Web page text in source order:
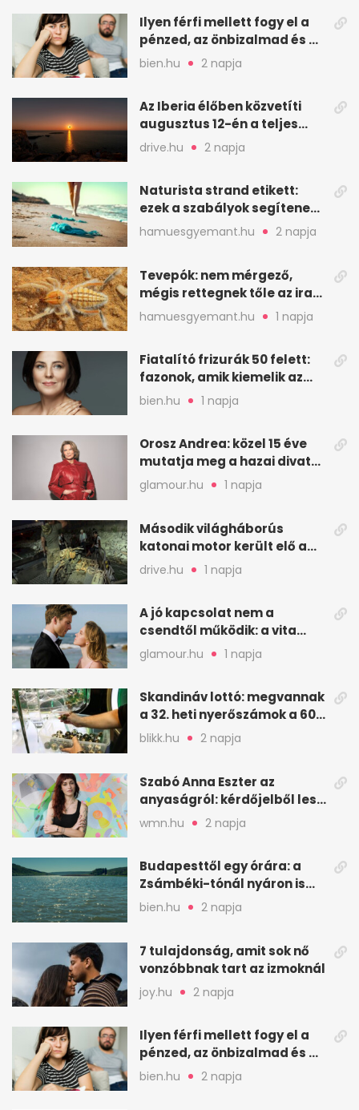
Ilyen férfi mellett fogy el a
pénzed, az önbizalmad és a
nyugalmad
bien.hu 2 napja
Az Iberia élőben közvetíti
augusztus 12-én a teljes
napfogyatkozást
drive.hu 2 napja
Naturista strand etikett:
ezek a szabályok segítenek
komfortosan lenni
hamuesgyemant.hu 2 napja
Tevepók: nem mérgező,
mégis rettegnek tőle az iraki
sivatagban
hamuesgyemant.hu 1 napja
Fiatalító frizurák 50 felett:
fazonok, amik kiemelik az
arcodat
bien.hu 1 napja
Orosz Andrea: közel 15 éve
mutatja meg a hazai divat
arcait
glamour.hu 1 napja
Második világháborús
katonai motor került elő a
Dunából a Batthyány térnél
drive.hu 1 napja
A jó kapcsolat nem a
csendtől működik: a vita
néha egészséges jel
glamour.hu 1 napja
Skandináv lottó: megvannak
a 32. heti nyerőszámok a 600
milliós játékhoz
blikk.hu 2 napja
Szabó Anna Eszter az
anyaságról: kérdőjelből lesz
valaha felkiáltójel?
wmn.hu 2 napja
Budapesttől egy órára: a
Zsámbéki-tónál nyáron is
van hely
bien.hu 2 napja
7 tulajdonság, amit sok nő
vonzóbbnak tart az izmoknál
joy.hu 2 napja
Ilyen férfi mellett fogy el a
pénzed, az önbizalmad és a
nyugalmad
bien.hu 2 napja